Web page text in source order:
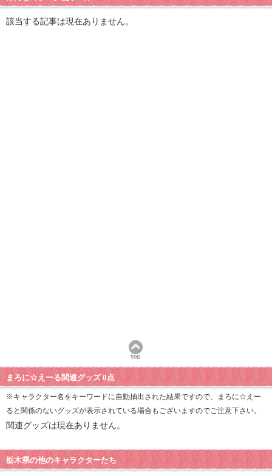
該当する記事は現在ありません。
まろに☆えーる関連グッズ 0点
※キャラクター名をキーワードに自動抽出された結果ですので、まろに☆えー
ると関係のないグッズが表示されている場合もございますのでご注意下さい。
関連グッズは現在ありません。
栃木県の他のキャラクターたち